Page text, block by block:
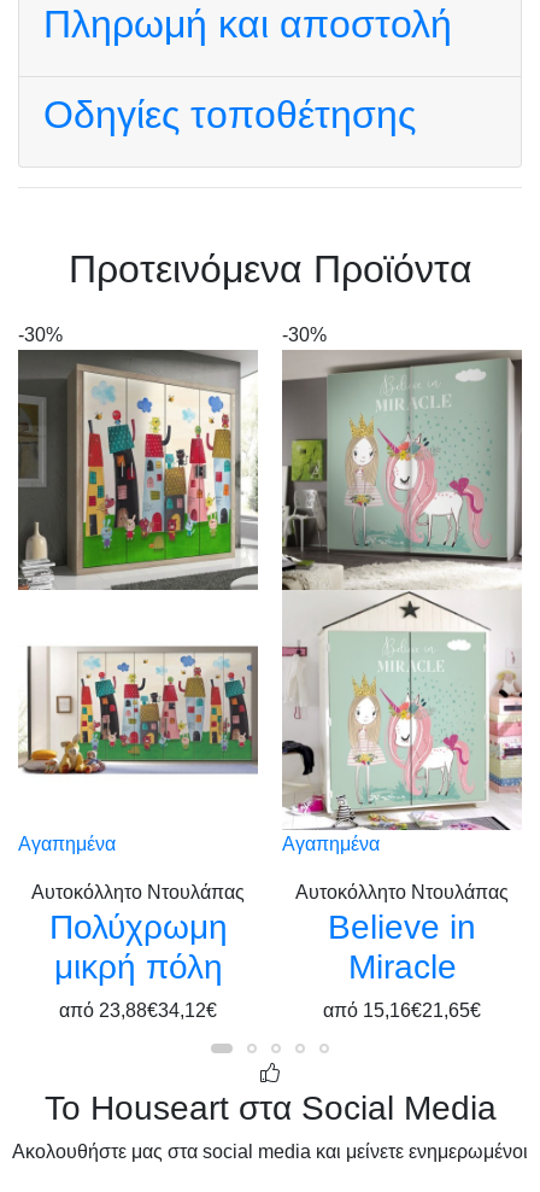
Πληρωμή και αποστολή
Οδηγίες τοποθέτησης
Πρoτεινόμενα Προϊόντα
-30%
Αγαπημένα
Αυτοκόλλητο Ντουλάπας
Πολύχρωμη
μικρή πόλη
από 23,88€34,12€
-30%
Αγαπημένα
Αυτοκόλλητο Ντουλάπας
Believe in
Miracle
από 15,16€21,65€
Το Houseart στα Social Media
Ακολουθήστε μας στα social media και μείνετε ενημερωμένοι